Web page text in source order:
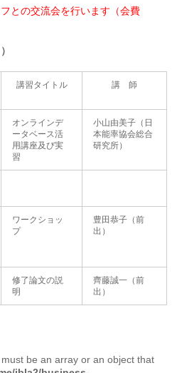
との交流会を行います（会費
講習タイトル 講 師
オンラインデ
ータベース活
用講座及び実
習
小山由美子（日
本能率協会総合
研究所）
ワークショッ
プ
豊田恭子（前
出）
修了論文の説
明
齊藤誠一（前
出）
be an array or an object that